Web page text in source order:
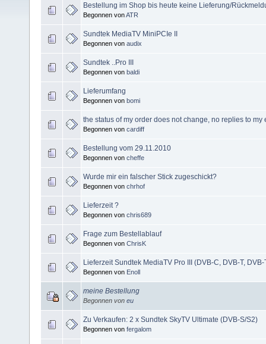
Bestellung im Shop bis heute keine Lieferung/
Begonnen vonATR
Sundtek MediaTV MiniPCIe II
Begonnen von audix
Sundtek ..Pro III
Begonnen von baldi
Lieferumfang
Begonnen von bomi
the status of my order does not change, no replies to my
Begonnen von cardiff
Bestellung vom 29.11.2010
Begonnen von cheffe
Wurde mir ein falscher Stick zugeschickt?
Begonnen von chrhof
Lieferzeit ?
Begonnen von chris689
Frage zum Bestellablauf
Begonnen von ChrisK
Lieferzeit Sundtek MediaTV Pro III (DVB-C, DVB-T,
Begonnen von Enoll
meine Bestellung
Begonnen von eu
Zu Verkaufen: 2 x Sundtek SkyTV Ultimate (DVB-S/S2)
Begonnen von fergalom